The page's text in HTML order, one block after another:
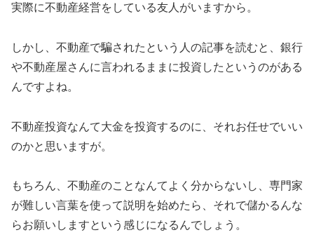
実際に不動産経営をしている友人がいますから。
しかし、不動産で騙されたという人の記事を読むと、銀行
や不動産屋さんに言われるままに投資したというのがある
んですよね。
不動産投資なんて大金を投資するのに、それお任せでいい
のかと思いますが。
もちろん、不動産のことなんてよく分からないし、専門家
が難しい言葉を使って説明を始めたら、それで儲かるんな
らお願いしますという感じになるんでしょう。